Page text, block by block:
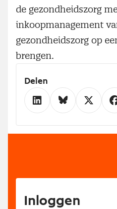
de gezondheidszorg
inkoopmanagement
gezondheidszorg op
brengen.
Delen
Inloggen